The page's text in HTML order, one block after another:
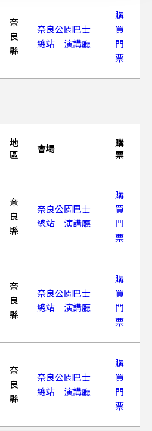
奈
良
縣
奈良公園巴士
總站 演講廳
購
買
門
票
地
區
會場
購
票
奈
良
縣
奈良公園巴士
總站 演講廳
購
買
門
票
奈
良
縣
奈良公園巴士
總站 演講廳
購
買
門
票
奈
良
縣
奈良公園巴士
總站 演講廳
購
買
門
票